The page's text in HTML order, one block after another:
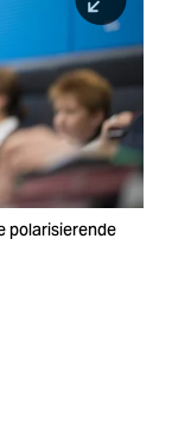
polarisierende